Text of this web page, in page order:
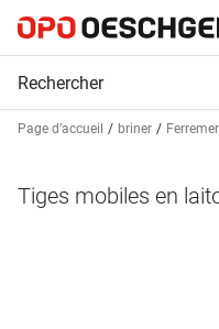
Page d’accueil briner
Tiges mobiles en